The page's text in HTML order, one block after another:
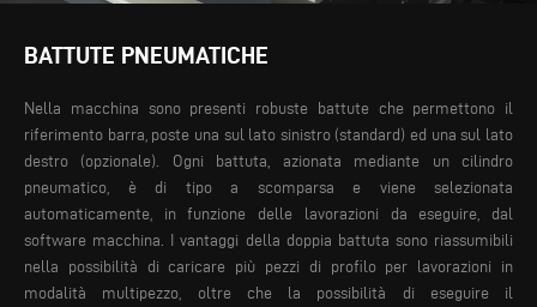
BATTUTE PNEUMATICHE
Nella macchina sono presenti robuste battute che permettono il
riferimento barra, poste una sul lato sinistro (standard) ed una sul lato
destro (opzionale). Ogni battuta, azionata mediante un cilindro
pneumatico, è di tipo a scomparsa e viene selezionata
automaticamente, in funzione delle lavorazioni da eseguire, dal
software macchina.
I vantaggi della doppia battuta sono riassumibili
nella possibilità di caricare più pezzi di profilo per lavorazioni in
modalità multipezzo, oltre che la possibilità di eseguire il